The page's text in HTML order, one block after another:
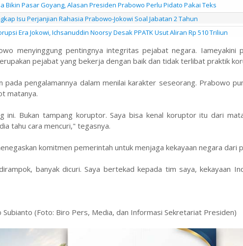
Bikin Pasar Goyang, Alasan Presiden Prabowo Perlu Pidato Pakai Teks
Isu Perjanjian Rahasia Prabowo-Jokowi Soal Jabatan 2 Tahun
Era Jokowi, Ichsanuddin Noorsy Desak PPATK Usut Aliran Rp 510 Triliun
menyinggung pentingnya integritas pejabat negara. Iameyakini
pejabat yang bekerja dengan baik dan tidak terlibat praktik
pada pengalamannya dalam menilai karakter seseorang. Prabowo
matanya.
ini. Bukan tampang koruptor. Saya bisa kenal koruptor itu dari
tahu cara mencuri," tegasnya.
komitmen pemerintah untuk menjaga kekayaan negara dari
banyak dicuri. Saya bertekad kepada tim saya, kekayaan
(Foto: Biro Pers, Media, dan Informasi Sekretariat Presiden)